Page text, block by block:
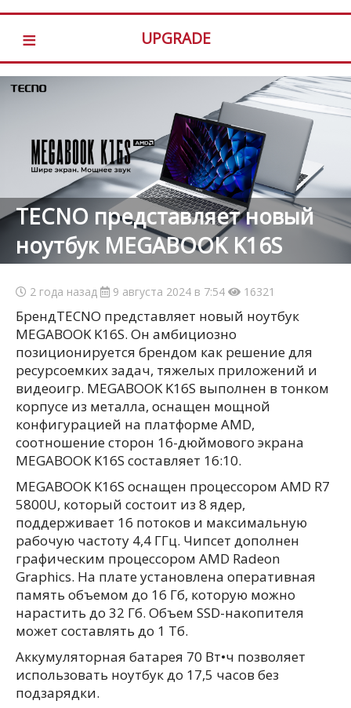
≡ UPGRADE
TECNO представляет новый
ноутбук MEGABOOK K16S
2 года назад 9 августа 2024 в 7:54 16321
БрендTECNO представляет новый ноутбук
MEGABOOK K16S. Он амбициозно
позиционируется брендом как решение для
ресурсоемких задач, тяжелых приложений и
видеоигр. MEGABOOK K16S выполнен в тонком
корпусе из металла, оснащен мощной
конфигурацией на платформе AMD,
соотношение сторон 16-дюймового экрана
MEGABOOK K16S составляет 16:10.
MEGABOOK K16S оснащен процессором AMD R7
5800U, который состоит из 8 ядер,
поддерживает 16 потоков и максимальную
рабочую частоту 4,4 ГГц. Чипсет дополнен
графическим процессором AMD Radeon
Graphics. На плате установлена оперативная
память объемом до 16 Гб, которую можно
нарастить до 32 Гб. Объем SSD-накопителя
может составлять до 1 Тб.
Аккумуляторная батарея 70 Вт•ч позволяет
использовать ноутбук до 17,5 часов без
подзарядки.